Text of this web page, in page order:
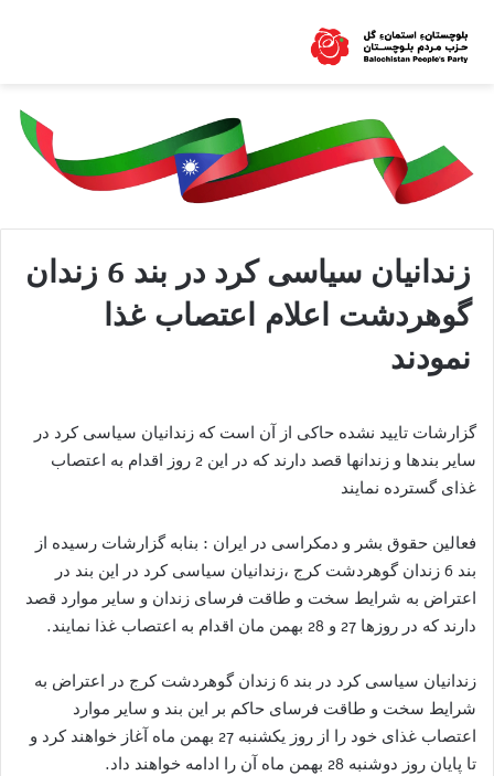
زندانیان سیاسی کرد در بند 6 زندان
گوهردشت اعلام اعتصاب غذا
نمودند
گزارشات تایید نشده حاکی از آن است که زندانیان سیاسی کرد در
سایر بندها و زندانها قصد دارند که در این 2 روز اقدام به اعتصاب
غذای گسترده نمایند
فعالین حقوق بشر و دمکراسی در ایران : بنابه گزارشات رسیده از
بند 6 زندان گوهردشت کرج ،زندانیان سیاسی کرد در این بند در
اعتراض به شرایط سخت و طاقت فرسای زندان و سایر موارد قصد
دارند که در روزها 27 و 28 بهمن مان اقدام به اعتصاب غذا نمایند.
زندانیان سیاسی کرد در بند 6 زندان گوهردشت کرج در اعتراض به
شرایط سخت و طاقت فرسای حاکم بر این بند و سایر موارد
اعتصاب غذای خود را از روز یکشنبه 27 بهمن ماه آغاز خواهند کرد و
تا پایان روز دوشنبه 28 بهمن ماه آن را ادامه خواهند داد.